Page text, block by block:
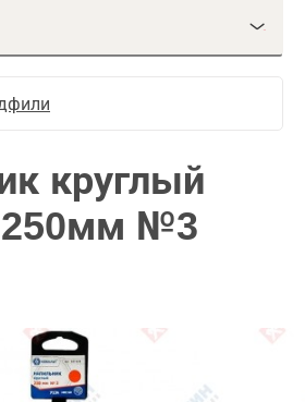
круглый
250мм №3